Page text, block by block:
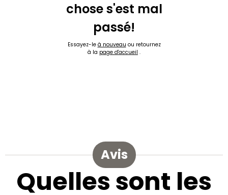
chose s'est mal
passé!
Essayez-le à nouveau ou retournez
à la page d'accueil .
Avis
Quelles sont les